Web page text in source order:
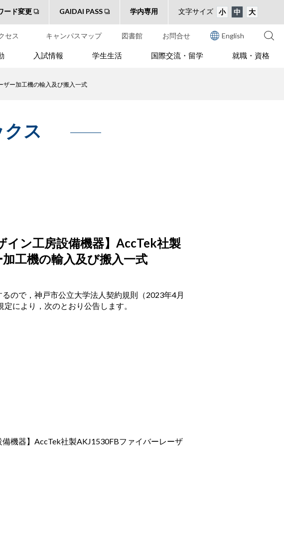
ード変更 GAIDAI PASS 学内専用 文字サイズ 小 中 大
セス キャンパスマップ 図書館 お問合せ English
入試情報 学生生活 国際交流・留学 就職・資格
ザー加工機の輸入及び搬入一式
クス
イン工房設備機器】AccTek社製
工機の輸入及び搬入一式
ので，神戸市公立大学法人契約規則（2023年4月
定により，次のとおり公告します。
機器】 AccTek社製AKJ1530FBファイバーレーザ